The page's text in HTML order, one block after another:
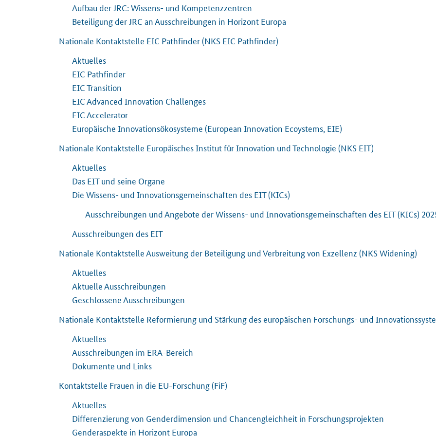
Aufbau der JRC: Wissens- und Kompetenzzentren
Beteiligung der JRC an Ausschreibungen in Horizont Europa
Nationale Kontaktstelle EIC Pathfinder (NKS EIC Pathfinder)
Aktuelles
EIC Pathfinder
EIC Transition
EIC Advanced Innovation Challenges
EIC Accelerator
Europäische Innovationsökosysteme (European Innovation Ecoystems, EIE)
Nationale Kontaktstelle Europäisches Institut für Innovation und Technologie (NKS EIT)
Aktuelles
Das EIT und seine Organe
Die Wissens- und Innovationsgemeinschaften des EIT (KICs)
Ausschreibungen und Angebote der Wissens- und Innovationsgemeinschaften des EIT (KICs)
Ausschreibungen des EIT
Nationale Kontaktstelle Ausweitung der Beteiligung und Verbreitung von Exzellenz (NKS Widening)
Aktuelles
Aktuelle Ausschreibungen
Geschlossene Ausschreibungen
Nationale Kontaktstelle Reformierung und Stärkung des europäischen Forschungs- und
Aktuelles
Ausschreibungen im ERA-Bereich
Dokumente und Links
Kontaktstelle Frauen in die EU-Forschung (FiF)
Aktuelles
Differenzierung von Genderdimension und Chancengleichheit in Forschungsprojekten
Genderaspekte in Horizont Europa